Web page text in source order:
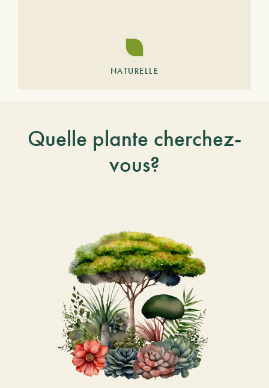
NATURELLE
Quelle plante cherchez-
vous?